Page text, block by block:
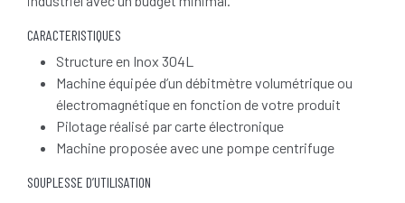
CARACTERISTIQUES
Structure en Inox 304L
Machine équipée d’un débitmètre volumétrique ou
électromagnétique en fonction de votre produit
Pilotage réalisé par carte électronique
Machine proposée avec une pompe centrifuge
SOUPLESSE D’UTILISATION